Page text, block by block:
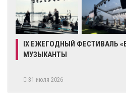
IX ЕЖЕГОДНЫЙ ФЕСТИВАЛЬ
МУЗЫКАНТЫ
31 июля 2026